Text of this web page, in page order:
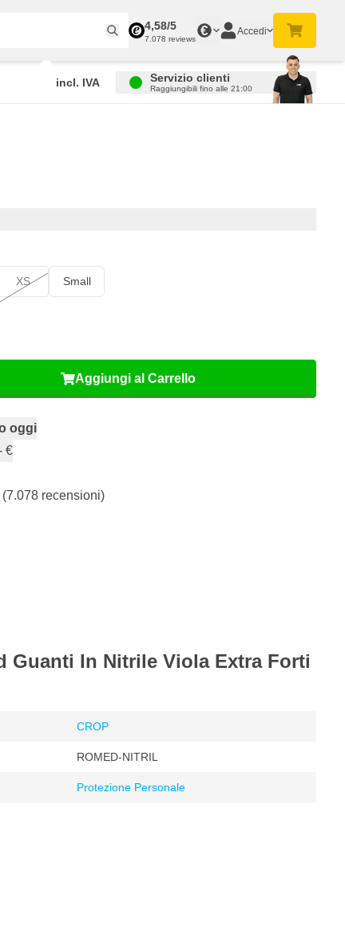
4,58/5
7.078 reviews
€ Accedi
incl. IVA Servizio clienti
Raggiungibili fino alle 21:00
XS Small
Aggiungi al Carrello
oggi
€
(7.078 recensioni)
Guanti In Nitrile Viola Extra Forti
CROP
ROMED-NITRIL
Protezione Personale